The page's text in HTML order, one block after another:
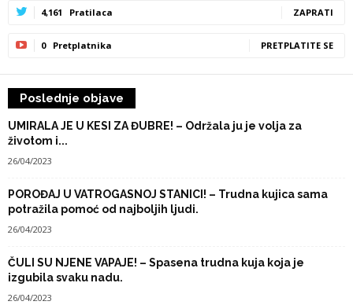
4,161 Pratilaca ZAPRATI
0 Pretplatnika PRETPLATITE SE
Poslednje objave
UMIRALA JE U KESI ZA ĐUBRE! – Održala ju je volja za
životom i...
26/04/2023
POROĐAJ U VATROGASNOJ STANICI! – Trudna kujica sama
potražila pomoć od najboljih ljudi.
26/04/2023
ČULI SU NJENE VAPAJE! – Spasena trudna kuja koja je
izgubila svaku nadu.
26/04/2023